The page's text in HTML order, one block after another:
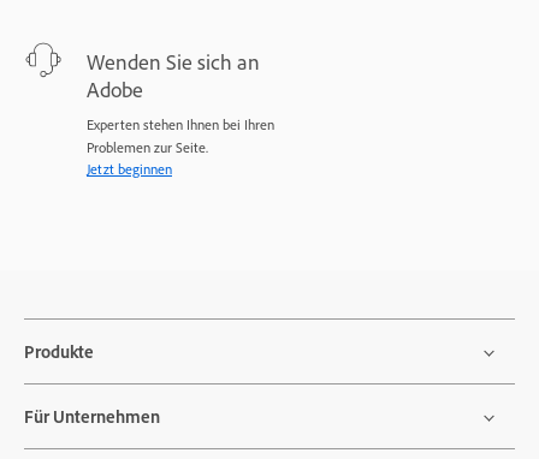
Wenden Sie sich an
Adobe
Experten stehen Ihnen bei Ihren
Problemen zur Seite.
Jetzt beginnen
Produkte
Für Unternehmen